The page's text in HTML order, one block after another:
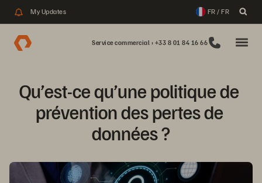
My Updates FR / FR
Service commercial : +33 8 01 84 16 66
Qu’est-ce qu’une politique de
prévention des pertes de
données ?